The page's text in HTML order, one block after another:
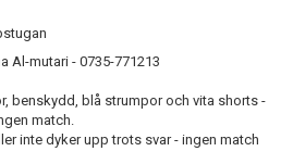
Al-mutari - 0735-771213
benskydd, blå strumpor och vita shorts -
match.
inte dyker upp trots svar - ingen match